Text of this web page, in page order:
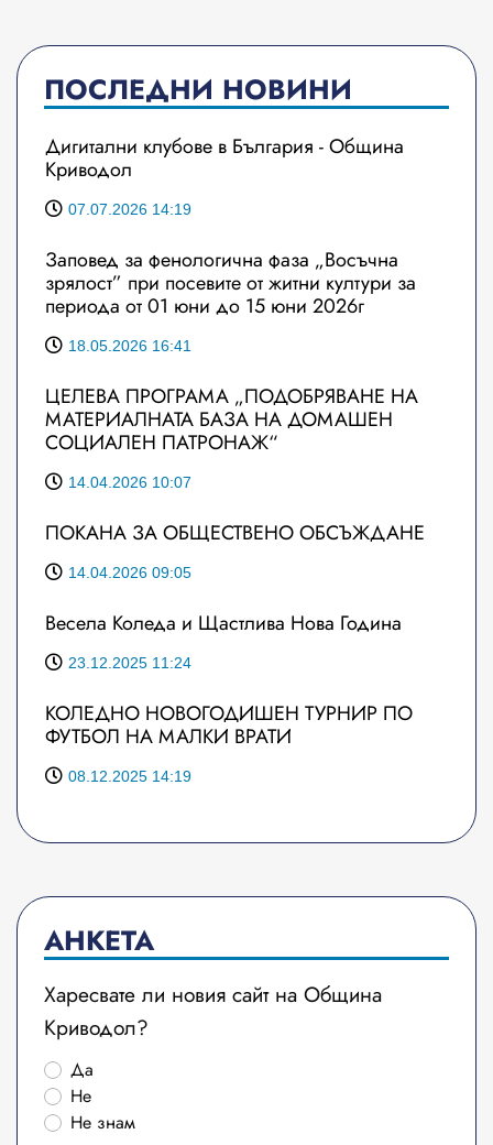
ПОСЛЕДНИ НОВИНИ
Дигитални клубове в България - Община
Криводол
07.07.2026 14:19
Заповед за фенологична фаза „Восъчна
зрялост” при посевите от житни култури за
периода от 01 юни до 15 юни 2026г
18.05.2026 16:41
ЦЕЛЕВА ПРОГРАМА „ПОДОБРЯВАНЕ НА
МАТЕРИАЛНАТА БАЗА НА ДОМАШЕН
СОЦИАЛЕН ПАТРОНАЖ“
14.04.2026 10:07
ПОКАНА ЗА ОБЩЕСТВЕНО ОБСЪЖДАНЕ
14.04.2026 09:05
Весела Коледа и Щастлива Нова Година
23.12.2025 11:24
КОЛЕДНО НОВОГОДИШЕН ТУРНИР ПО
ФУТБОЛ НА МАЛКИ ВРАТИ
08.12.2025 14:19
АНКЕТА
Харесвате ли новия сайт на Община
Криводол?
Да
Не
Не знам